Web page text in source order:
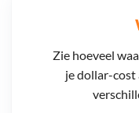
Zie hoeveel
je dollar-cost